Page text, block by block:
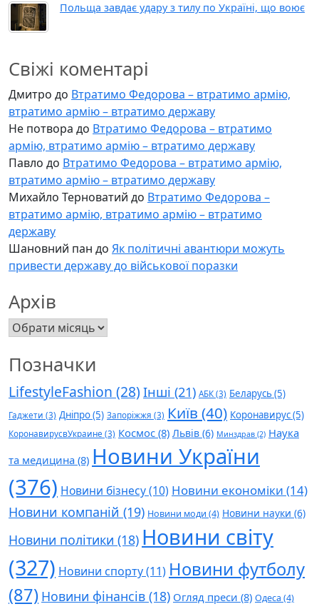
Польща завдає удару з тилу по Україні, що воює
Свіжі коментарі
Дмитро до Втратимо Федорова – втратимо армію,
втратимо армію – втратимо державу
Не потвора до Втратимо Федорова – втратимо
армію, втратимо армію – втратимо державу
Павло до Втратимо Федорова – втратимо армію,
втратимо армію – втратимо державу
Михайло Терноватий до Втратимо Федорова –
втратимо армію, втратимо армію – втратимо
державу
Шановний пан до Як політичні авантюри можуть
привести державу до військової поразки
Архів
Архів
Позначки
LifestyleFashion (28) Інші (21) АБК(3) Беларусь(5)
Гаджети (3) Дніпро(5) Запоріжжя (3) Київ (40) Коронавирус(5)
КоронавирусвУкраине (3) Космос (8) Львів (6) Минздрав (2) Наука
та медицина (8) Новини України
(376) Новини бізнесу(10) Новини економіки (14)
Новини компаній (19) Новини моди (4) Новини науки (6)
Новини політики (18) Новини світу
(327) Новини спорту(11) Новини футболу
(87) Новини фінансів (18) Огляд преси (8) Одеса (4)